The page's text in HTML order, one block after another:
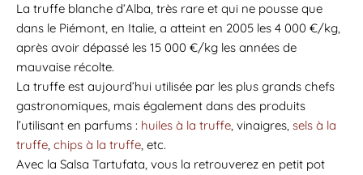
La truffe blanche d’Alba, très rare et qui ne pousse que
dans le Piémont, en Italie, a atteint en 2005 les 4 000 €/kg,
après avoir dépassé les 15 000 €/kg les années de
mauvaise récolte.
La truffe est aujourd’hui utilisée par les plus grands chefs
gastronomiques, mais également dans des produits
l’utilisant en parfums : huiles à la truffe, vinaigres, sels à la
truffe, chips à la truffe, etc.
Avec la Salsa Tartufata, vous la retrouverez en petit pot